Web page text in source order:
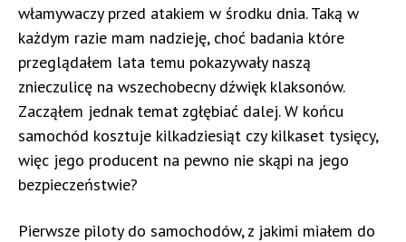
włamywaczy przed atakiem w środku dnia. Taką w
każdym razie mam nadzieję, choć badania które
przeglądałem lata temu pokazywały naszą
znieczulicę na wszechobecny dźwięk klaksonów.
Zacząłem jednak temat zgłębiać dalej. W końcu
samochód kosztuje kilkadziesiąt czy kilkaset tysięcy,
więc jego producent na pewno nie skąpi na jego
bezpieczeństwie?
Pierwsze piloty do samochodów, z jakimi miałem do